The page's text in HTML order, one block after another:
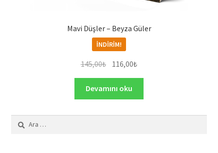
Mavi Düşler – Beyza Güler
İNDIRIM!
145,00₺ Orijinal
145,00₺.
116,00₺Şu
116,00₺.
Devamını oku